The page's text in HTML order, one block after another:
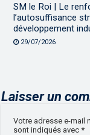
SM le Roi | Le
l’autosuffisance
développement
29/07/2026
Laisser un
Votre adresse e-mail
sont indiqués avec*